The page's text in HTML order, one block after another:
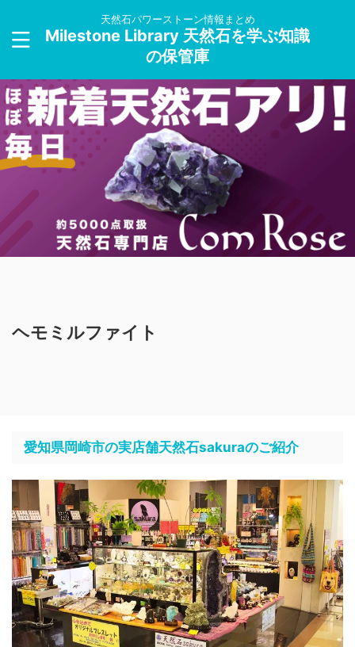
天然石パワーストーン情報まとめ
Milestone Library 天然石を学ぶ知識
の保管庫
ヘモミルファイト
愛知県岡崎市の実店舗天然石sakuraのご紹介